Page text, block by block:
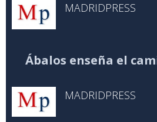
MADRIDPRESS
Ábalos enseña el
MADRIDPRESS